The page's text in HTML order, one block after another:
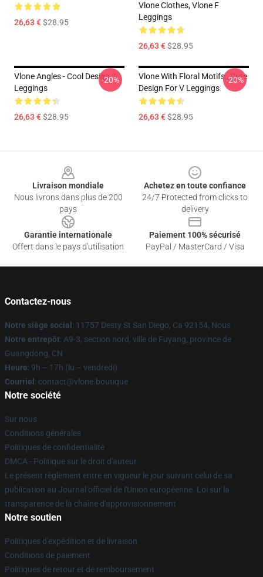
26,63 €$28.95
Vlone Clothes, Vlone F
Leggings
26,63 €$28.95
Vlone Angles - Cool Design 3
Leggings
26,63 €$28.95
-20%
Vlone With Floral Motifs , Cute
Design For V Leggings
26,63 €$28.95
-20%
Livraison mondiale
Nous livrons dans plus de 200
pays
Achetez en toute confiance
24/7 Protected from clicks to
delivery
Garantie internationale
Offert dans le pays d'utilisation
Paiement 100% sécurisé
PayPal / MasterCard / Visa
Contactez-nous
Notre siège social : 11757 Desty St San Diego, Ca 92154, Nous
Notre entrepôt: A9-3, section nord, ville de Fuyang, province de
Guangdong, CN
Heure: 9h – 17h (lu – vendredi)
Courriel : contact@vlone.boutique
Notre société
Sur nous
Conditions générales
Politiques de confidentialité
DMCA - Politique sur le droit d'auteur
Le présent règlement entre en vigueur le jour suivant celui de sa
publication au Journal officiel de l'Union européenne. Loi sur la
transparence de la chaîne d'approvisionnement
Notre soutien
Politiques d'expédition et de livraison
Conditions de paiement
Politiques de retour et de remboursement